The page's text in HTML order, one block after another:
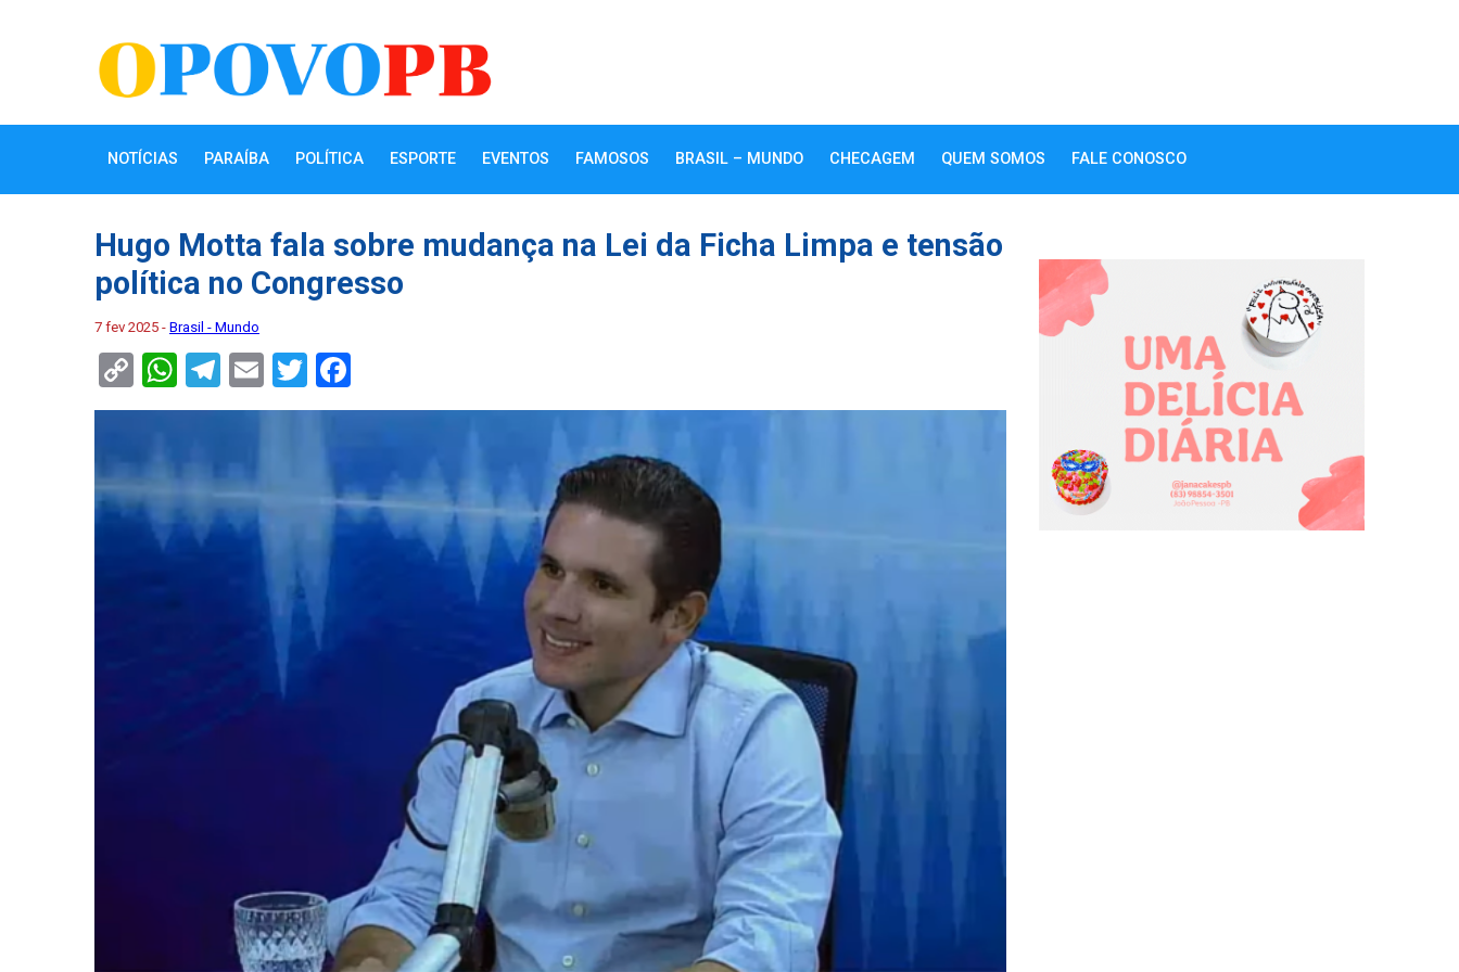
NOTÍCIAS PARAÍBA POLÍTICA ESPORTE EVENTOS FAMOSOS BRASIL – MUNDO CHECAGEM QUEM SOMOS FALE CONOSCO
Hugo Motta fala sobre mudança na Lei da Ficha Limpa e tensão
política no Congresso
7 fev 2025 - Brasil - Mundo
Copy
Link
WhatsApp
Telegram
EmailTwitter